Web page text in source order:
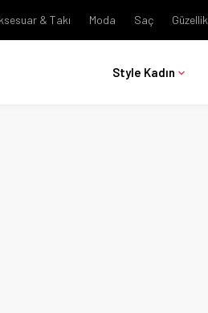
& Takı Moda Saç Güzellik
Style Kadın